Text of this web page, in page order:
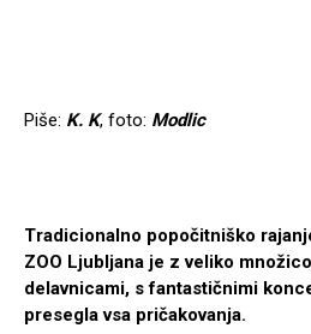
Piše: K. K, foto: Modlic
Tradicionalno popočitniško
ZOO Ljubljana je z veliko
delavnicami, s fantastičnimi
presegla vsa pričakovanja.